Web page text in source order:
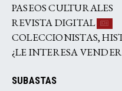
PASEOS CULTURALES
REVISTA DIGITAL
COLECCIONISTAS,
¿LE INTERESA
SUBASTAS